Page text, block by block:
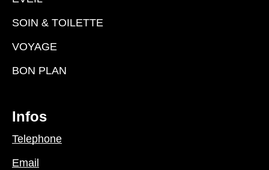
SOIN & TOILETTE
VOYAGE
BON PLAN
Infos
Telephone
Email